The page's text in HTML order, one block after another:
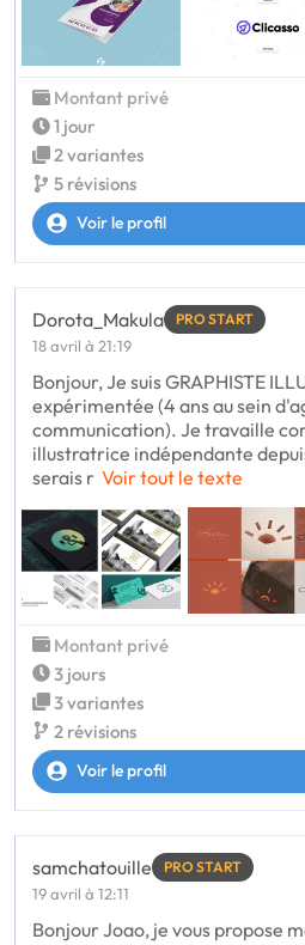
Montant privé
1 jour
2 variantes
5 révisions
Voir le profil
Dorota_Makula PRO START
18 avril à 21:19
Bonjour, Je suis GRAPHISTE
expérimentée (4 ans au sein
communication). Je travaille
illustratrice indépendante
serais r Voir tout le texte
Montant privé
3 jours
3 variantes
2 révisions
Voir le profil
samchatouille PRO START
19 avril à 12:11
Bonjour Joao, je vous propose